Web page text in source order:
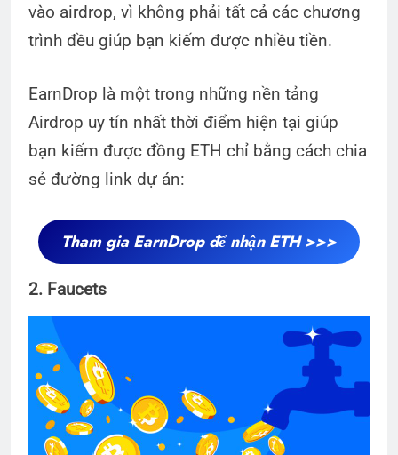
vào airdrop, vì không phải tất cả các chương
trình đều giúp bạn kiếm được nhiều tiền.
EarnDrop là một trong những nền tảng
Airdrop uy tín nhất thời điểm hiện tại giúp
bạn kiếm được đồng ETH chỉ bằng cách chia
sẻ đường link dự án:
Tham gia EarnDrop để nhận ETH >>>
2. Faucets